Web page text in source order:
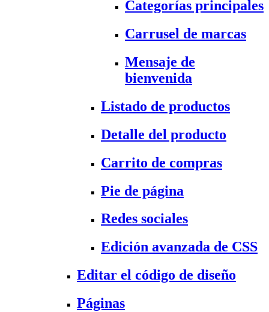
Categorías principales
Carrusel de marcas
Mensaje de
bienvenida
Listado de productos
Detalle del producto
Carrito de compras
Pie de página
Redes sociales
Edición avanzada de CSS
Editar el código de diseño
Páginas